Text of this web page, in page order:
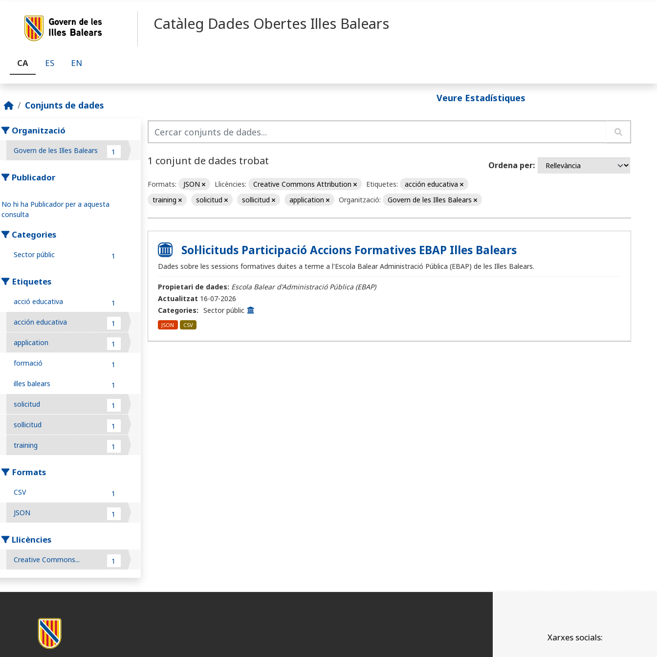
Catàleg Dades Obertes Illes Balears
CA ES EN
Veure Estadístiques
Conjunts de dades
Organització
Govern de les Illes Balears 1
Publicador
No hi ha Publicador per a aquesta
consulta
Categories
Sector públic 1
Etiquetes
acció educativa 1
acción educativa 1
application 1
formació 1
illes balears 1
solicitud 1
sollicitud 1
training 1
Formats
CSV 1
JSON 1
Llicències
Creative Commons... 1
Ordena per
1 conjunt de dades trobat
Formats: JSON Llicències: Creative Commons Attribution Etiquetes:
acción educativa
training
solicitud sollicitud application Organització: Govern de les Illes Balears
Sol·licituds Participació Accions Formatives EBAP Illes Balears
Dades sobre les sessions formatives duites a terme a l'Escola Balear Administració Pública (EBAP) de les Illes Balears.
Propietari de dades: Escola Balear d'Administració Pública (EBAP)
Actualitzat 16-07-2026
Categories: Sector públic
JSON CSV
Xarxes socials: